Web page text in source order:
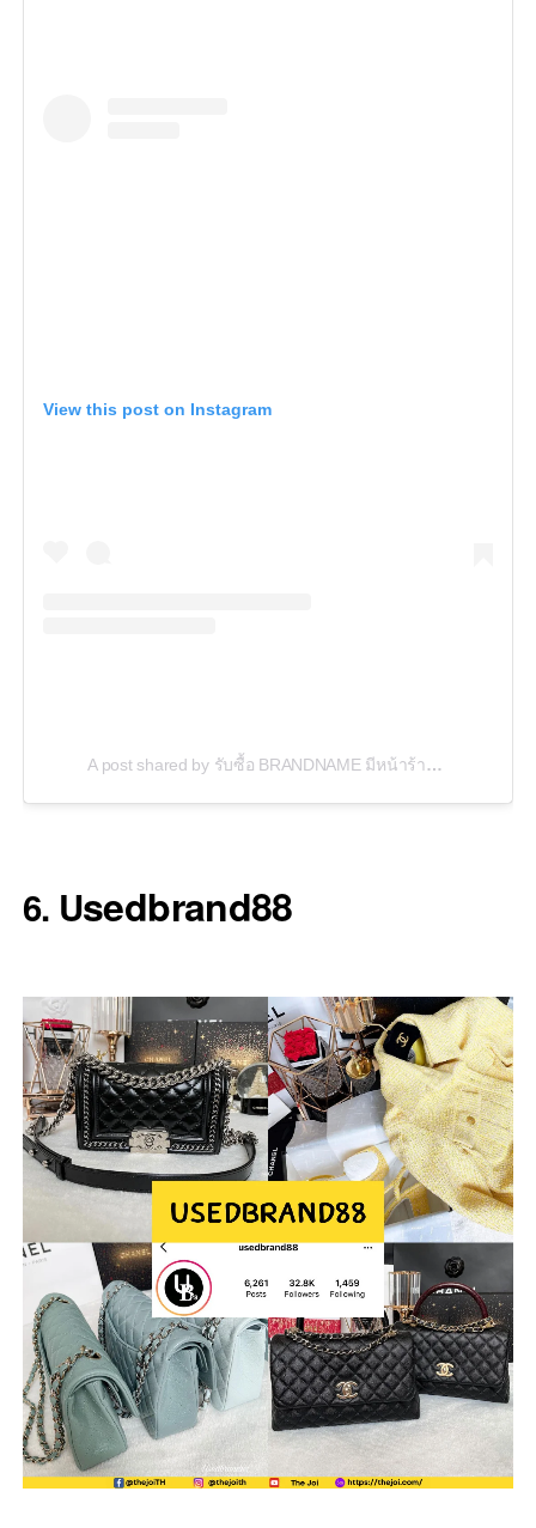
View this post on Instagram
A post shared by รับซื้อ BRANDNAME มีหน้าร้าน (@pada_brandname)
6. Usedbrand88